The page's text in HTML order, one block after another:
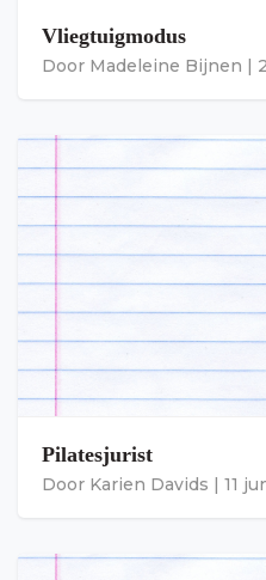
Vliegtuigmodus
Door Madeleine Bijnen
Pilatesjurist
Door Karien Davids 11